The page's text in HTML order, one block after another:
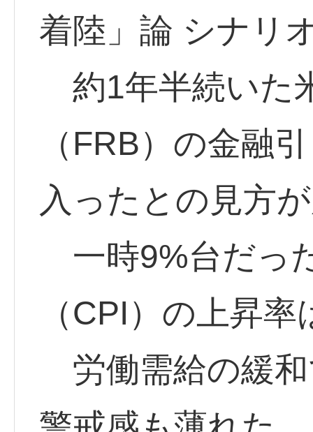
着陸」論 シナリ
約1年半続いた
（FRB）の金融
入ったとの見方
一時9%台だっ
（CPI）の上昇
労働需給の緩